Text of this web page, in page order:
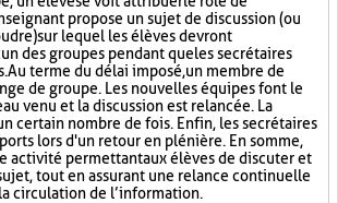
propose un sujet de discussion (ou
sur lequel les élèves devront
des groupes pendant que les secrétaires
Au terme du délai imposé, un membre de
de groupe. Les nouvelles équipes font le
venu et la discussion est relancée. La
certain nombre de fois. Enfin, les secrétaires
lors d'un retour en plénière. En somme,
activité permettant aux élèves de discuter et
tout en assurant une relance continuelle
circulation de l’information.